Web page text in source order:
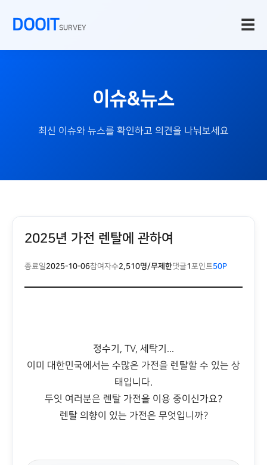
DOOITSURVEY ☰
이슈&뉴스
최신 이슈와 뉴스를 확인하고 의견을 나눠보세요
2025년 가전 렌탈에 관하여
종료일2025-10-06참여자수2,510명/무제한댓글1 포인트50P
정수기, TV, 세탁기...
이미 대한민국에서는 수많은 가전을 렌탈할 수 있는 상
태입니다.
두잇 여러분은 렌탈 가전을 이용 중이신가요?
렌탈 의향이 있는 가전은 무엇입니까?